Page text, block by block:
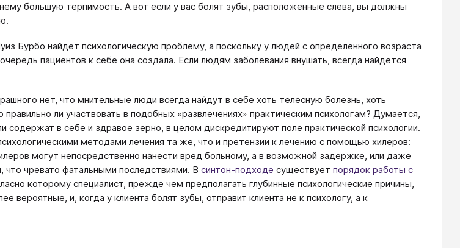
большую терпимость. А вот если у вас болят зубы, расположенные слева, вы должны
Бурбо найдет психологическую проблему, а поскольку у людей с определенного возраста
пациентов к себе она создала. Если людям заболевания внушать, всегда найдется
нет, что мнительные люди всегда найдут в себе хоть телесную болезнь, хоть
ли участвовать в подобных «развлечениях» практическим психологам? Думается,
содержат в себе и здравое зерно, в целом дискредитируют поле практической психологии.
методами лечения та же, что и претензии к лечению с помощью хилеров:
могут непосредственно нанести вред больному, а в возможной задержке, или даже
что чревато фатальными последствиями. В синтон-подходе существует порядок работы с
которому специалист, прежде чем предполагать глубинные психологические причины,
вероятные, и, когда у клиента болят зубы, отправит клиента не к психологу, а к